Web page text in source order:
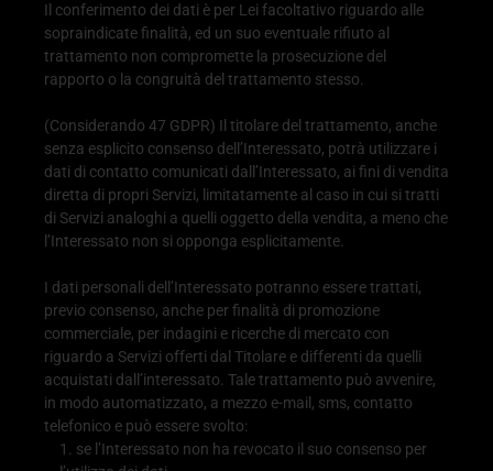
Il conferimento dei dati è per Lei facoltativo riguardo alle
sopraindicate finalità, ed un suo eventuale rifiuto al
trattamento non compromette la prosecuzione del
rapporto o la congruità del trattamento stesso.
(Considerando 47 GDPR) Il titolare del trattamento, anche
senza esplicito consenso dell’Interessato, potrà utilizzare i
dati di contatto comunicati dall’Interessato, ai fini di vendita
diretta di propri Servizi, limitatamente al caso in cui si tratti
di Servizi analoghi a quelli oggetto della vendita, a meno che
l’Interessato non si opponga esplicitamente.
I dati personali dell’Interessato potranno essere trattati,
previo consenso, anche per finalità di promozione
commerciale, per indagini e ricerche di mercato con
riguardo a Servizi offerti dal Titolare e differenti da quelli
acquistati dall’interessato. Tale trattamento può avvenire,
in modo automatizzato, a mezzo e-mail, sms, contatto
telefonico e può essere svolto:
se l’Interessato non ha revocato il suo consenso per